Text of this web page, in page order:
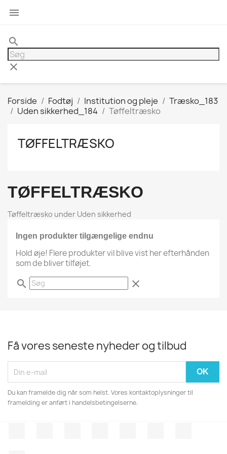

search
clear
Forside Fodtøj Institution og pleje
Træsko_183
Uden sikkerhed_184
Tøffeltræsko
TØFFELTRÆSKO
TØFFELTRÆSKO
Tøffeltræsko under Uden sikkerhed
Ingen produkter tilgængelige endnu
Hold øje! Flere produkter vil blive vist her efterhånden
som de bliver tilføjet.
search clear
Få vores seneste nyheder og tilbud
Du kan framelde dig når som helst. Vores kontaktoplysninger til
framelding er anført i handelsbetingelserne.